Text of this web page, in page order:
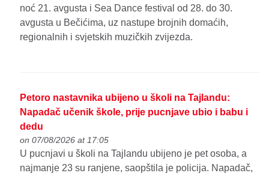
noć 21. avgusta i Sea Dance festival od 28. do 30.
avgusta u Bečićima, uz nastupe brojnih domaćih,
regionalnih i svjetskih muzičkih zvijezda.
Petoro nastavnika ubijeno u školi na Tajlandu:
Napadač učenik škole, prije pucnjave ubio i babu i
dedu
on 07/08/2026 at 17:05
U pucnjavi u školi na Tajlandu ubijeno je pet osoba, a
najmanje 23 su ranjene, saopštila je policija. Napadač,